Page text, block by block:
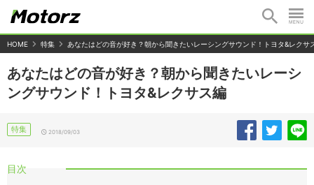
HOME 特集 あなたはどの音が好き？朝から聞きたいレーシングサウンド！トヨタ&レクサ
あなたはどの音が好き？朝から聞きたいレーシ
ングサウンド！トヨタ&レクサス編
特集 2018/09/03
目次